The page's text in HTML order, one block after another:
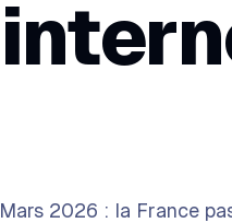
Mars 2026 : la France